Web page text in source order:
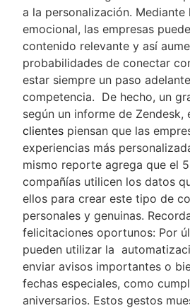
a la personalización.
emocional, las empresas
contenido relevante y así
probabilidades de conectar
estar siempre un paso
competencia. De hecho, un
según un informe de Zendesk,
clientes piensan que las
experiencias más
mismo reporte agrega que el
compañías utilicen los datos
ellos para crear este tipo de
personales y genuinas.
felicitaciones oportunos: Por
pueden utilizar la
enviar avisos importantes o
fechas especiales, como
aniversarios. Estos gestos